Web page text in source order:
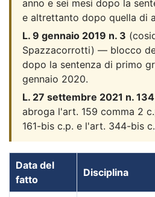
anno e sei mesi dopo la
e altrettanto dopo quella di
L. 9 gennaio 2019 n. 3
Spazzacorrotti) — blocco
dopo la sentenza di primo
gennaio 2020.
L. 27 settembre 2021 n. 134
abroga l'art. 159 comma 2
161-bis c.p. e l'art. 344-bis
Data del
fatto
Disciplina